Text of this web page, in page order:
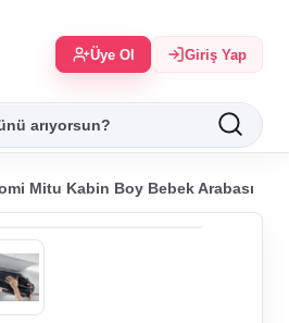
Üye Ol Giriş Yap
Mitu Kabin Boy Bebek Arabası